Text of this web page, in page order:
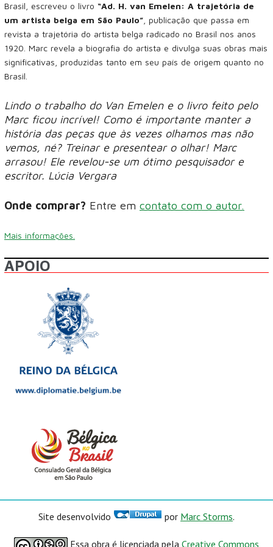
Brasil, escreveu o livro “Ad. H. van Emelen: A trajetória de
um artista belga em São Paulo” , publicação que passa em
revista a trajetória do artista belga radicado no Brasil nos anos
1920. Marc revela a biografia do artista e divulga suas obras mais
significativas, produzidas tanto em seu país de origem quanto no
Brasil.
Lindo o trabalho do Van Emelen e o livro feito pelo
Marc ficou incrível! Como é importante manter a
história das peças que às vezes olhamos mas não
vemos, né? Treinar e presentear o olhar! Marc
arrasou! Ele revelou-se um ótimo pesquisador e
escritor. Lúcia Vergara
Onde comprar? Entre em contato com o autor.
Mais informações.
APOIO
Site desenvolvido por Marc Storms.
Essa obra é licenciada pela Creative Commons